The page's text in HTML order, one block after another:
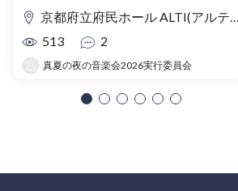
京都府立府民ホール ALTI(アルティ)
513
2
真夏の夜の音楽会2026実行委員会